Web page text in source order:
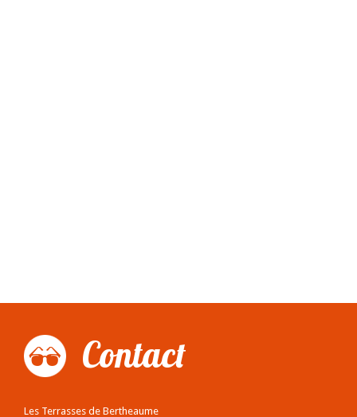
Contact
Les Terrasses de Bertheaume